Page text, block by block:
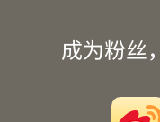
成为粉丝